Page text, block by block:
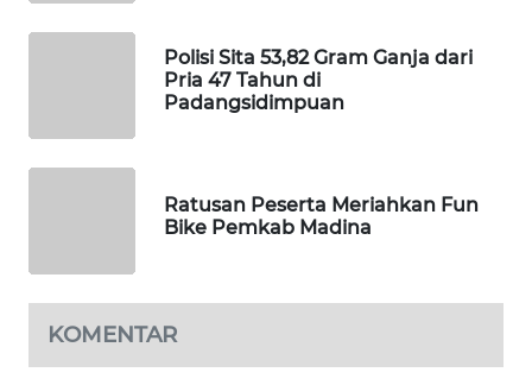
Polisi Sita 53,82 Gram Ganja dari
Pria 47 Tahun di
Padangsidimpuan
Ratusan Peserta Meriahkan Fun
Bike Pemkab Madina
KOMENTAR
NEWS
METRO
SIANTAR
NEWS